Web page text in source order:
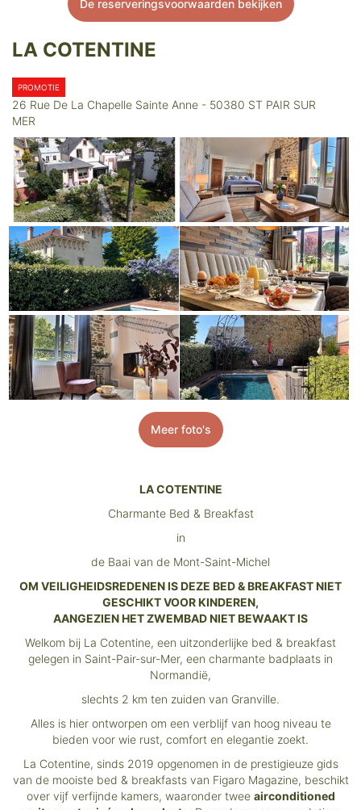
De reserveringsvoorwaarden bekijken
LA COTENTINE
PROMOTIE
26 Rue De La Chapelle Sainte Anne - 50380 ST PAIR SUR
MER
Meer foto's
LA COTENTINE
Charmante Bed & Breakfast
in
de Baai van de Mont-Saint-Michel
OM VEILIGHEIDSREDENEN IS DEZE BED & BREAKFAST NIET
GESCHIKT VOOR KINDEREN,
AANGEZIEN HET ZWEMBAD NIET BEWAAKT IS
Welkom bij La Cotentine, een uitzonderlijke bed & breakfast
gelegen in Saint-Pair-sur-Mer, een charmante badplaats in
Normandië,
slechts 2 km ten zuiden van Granville.
Alles is hier ontworpen om een verblijf van hoog niveau te
bieden voor wie rust, comfort en elegantie zoekt.
La Cotentine, sinds 2019 opgenomen in de prestigieuze gids
van de mooiste bed & breakfasts van Figaro Magazine, beschikt
over vijf verfijnde kamers, waaronder twee airconditioned